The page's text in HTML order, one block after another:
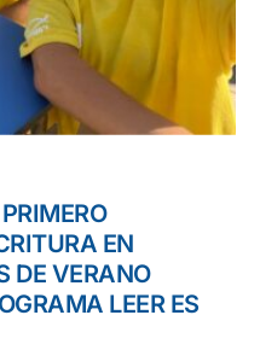
EN
DE VERANO
LEER ES